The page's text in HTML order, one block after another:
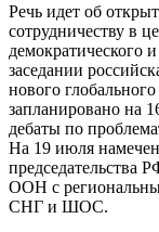
Речь идет об
сотрудничеству в
демократического
заседании
нового
запланировано на
дебаты по
На 19 июля
председательства
ООН с
СНГ и ШОС.